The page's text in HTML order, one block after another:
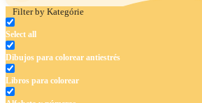
Filter by Kategórie
Select all
Dibujos para colorear antiestrés
Libros para colorear